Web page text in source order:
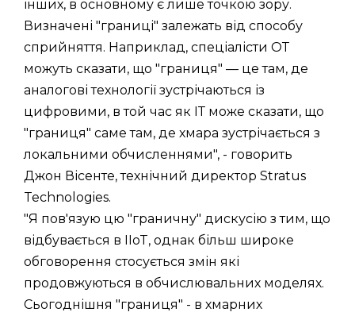
інших, в основному є лише точкою зору.
Визначені "границі" залежать від способу
сприйняття. Наприклад, спеціалісти ОТ
можуть сказати, що "границя" — це там, де
аналогові технології зустрічаються із
цифровими, в той час як ІТ може сказати, що
"границя" саме там, де хмара зустрічається з
локальними обчисленнями", - говорить
Джон Вісенте, технічний директор Stratus
Technologies.
"Я пов'язую цю "граничну" дискусію з тим, що
відбувається в IIoT, однак більш широке
обговорення стосується змін які
продовжуються в обчислювальних моделях.
Сьогоднішня "границя" - в хмарних